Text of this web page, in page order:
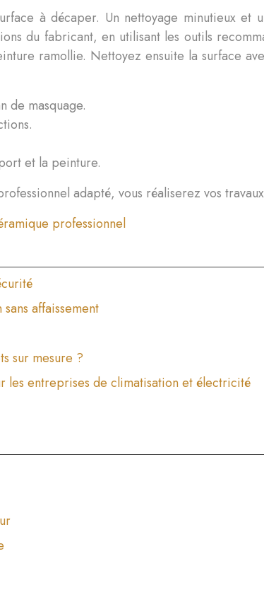
à décaper. Un nettoyage minutieux et
du fabricant, en utilisant les outils
ramollie. Nettoyez ensuite la surface
de masquage.
et la peinture.
adapté, vous réaliserez vos
professionnel
affaissement
sur mesure ?
les entreprises de climatisation et électricité